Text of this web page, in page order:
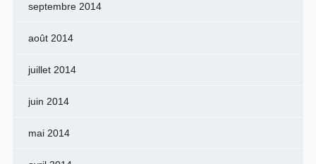
septembre 2014
août 2014
juillet 2014
juin 2014
mai 2014